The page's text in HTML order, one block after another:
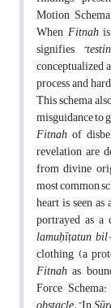
Motion
When Fitnahis
signifies
conceptualized
process and
This schema
misguidance to
Fitnah of
revelation are
from divine
most common
heart is seen
portrayed as a
lamuḥīṭatun
clothing (a
Fitnah as
Force